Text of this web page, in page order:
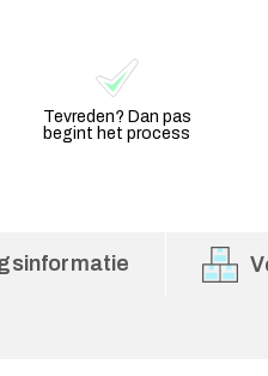
Tevreden? Dan pas
begint het process